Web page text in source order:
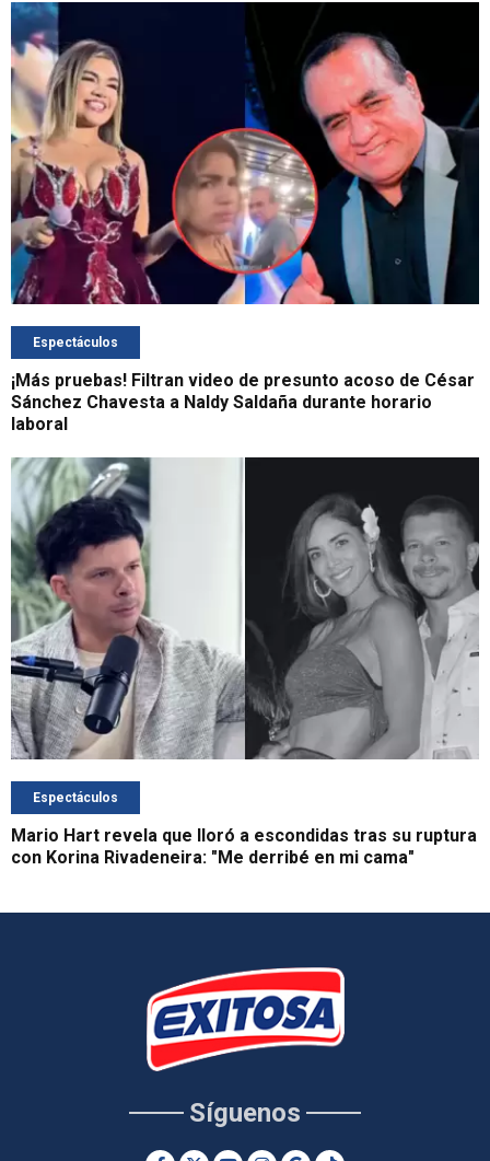
Espectáculos
¡Más pruebas! Filtran video de presunto acoso de César
Sánchez Chavesta a Naldy Saldaña durante horario
laboral
Espectáculos
Mario Hart revela que lloró a escondidas tras su ruptura
con Korina Rivadeneira: "Me derribé en mi cama"
Síguenos